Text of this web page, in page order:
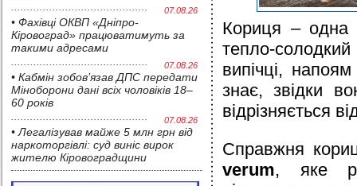
07.08.26
• Фахівці ОКВП «Дніпро-
Кіровоград» працюватимуть за
такими адресами
07.08.26
• Кабмін зобов’язав ДПС передати
Міноборони дані всіх чоловіків 18–
60 років
07.08.26
• Легалізував майже 5 млн грн від
наркоторгівлі: суд виніс вирок
жителю Кіровоградщини
Кориця – одна
тепло-
випічці,
знає, звідки
відрізняється
Справжня
verum, яке